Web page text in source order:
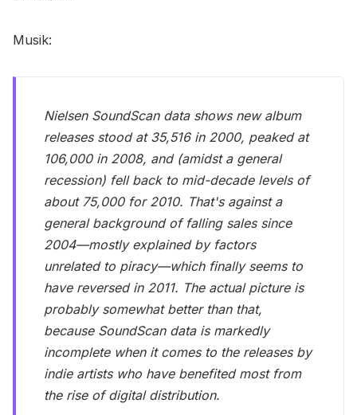
Musik:
Nielsen SoundScan data shows new album
releases stood at 35,516 in 2000, peaked at
106,000 in 2008, and (amidst a general
recession) fell back to mid-decade levels of
about 75,000 for 2010. That's against a
general background of falling sales since
2004—mostly explained by factors
unrelated to piracy—which finally seems to
have reversed in 2011. The actual picture is
probably somewhat better than that,
because SoundScan data is markedly
incomplete when it comes to the releases by
indie artists who have benefited most from
the rise of digital distribution.